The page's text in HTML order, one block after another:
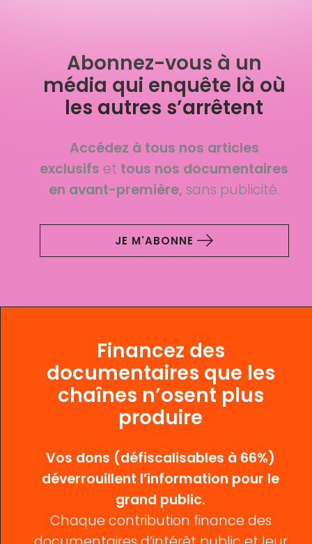
Abonnez-vous à un
média qui enquête là où
les autres s’arrêtent
Accédez à tous nos articles
exclusifs et tous nos documentaires
en avant-première,sans publicité.
JE M'ABONNE
Financez des
documentaires que les
chaînes n’osent plus
produire
Vos dons (défiscalisables à 66%)
déverrouillent l’information pour le
grand public.
Chaque contribution finance des